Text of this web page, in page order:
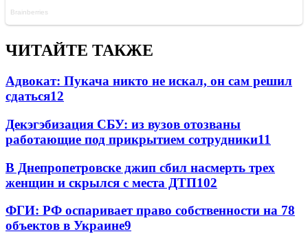
ЧИТАЙТЕ ТАКЖЕ
Адвокат: Пукача никто не искал, он сам решил
сдаться12
Декэгэбизация СБУ: из вузов отозваны
работающие под прикрытием сотрудники11
В Днепропетровске джип сбил насмерть трех
женщин и скрылся с места ДТП102
ФГИ: РФ оспаривает право собственности на 78
объектов в Украине9